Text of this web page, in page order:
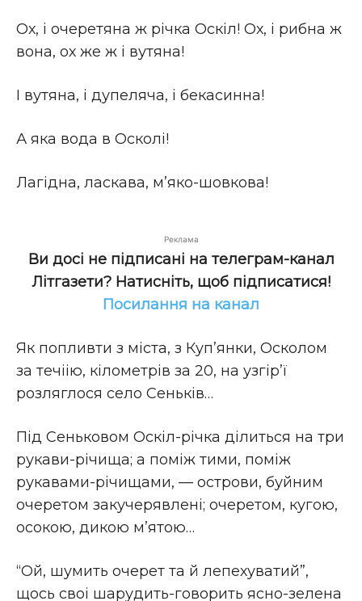
Ох, i очеретяна ж рiчка Оскiл! Ох, i рибна ж
вона, ох же ж i вутяна!
I вутяна, i дупеляча, i бекасинна!
А яка вода в Осколi!
Лагiдна, ласкава, м’яко-шовкова!
Реклама
Ви досі не підписані на телеграм-канал
Літгазети? Натисніть, щоб підписатися!
Посилання на канал
Як попливти з мiста, з Куп’янки, Осколом
за течiію, кiлометрiв за 20, на узгiр’ї
розляглося село Сенькiв…
Пiд Сеньковом Оскiл-рiчка дiлиться на три
рукави-рiчища; а помiж тими, помiж
рукавами-рiчищами, — острови, буйним
очеретом закучерявленi; очеретом, кугою,
осокою, дикою м’ятою…
“Ой, шумить очерет та й лепехуватий”,
щось своі шарудить-говорить ясно-зелена